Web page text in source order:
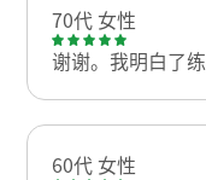
70代 女性
谢谢。我明白了练
60代 女性